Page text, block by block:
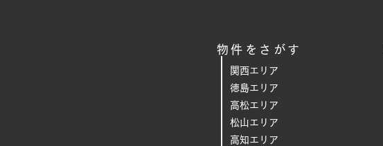
物件をさがす
関西エリア
徳島エリア
高松エリア
松山エリア
高知エリア